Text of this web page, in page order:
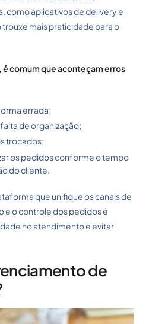
como aplicativos de delivery e
mais praticidade para o
comum que aconteçam erros
errada;
de organização;
trocados;
os pedidos conforme o tempo
do cliente.
que unifique os canais de
e o controle dos pedidos é
no atendimento e evitar
de